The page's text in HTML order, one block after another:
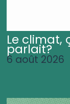
Le climat,
parlait?
6 août 2026